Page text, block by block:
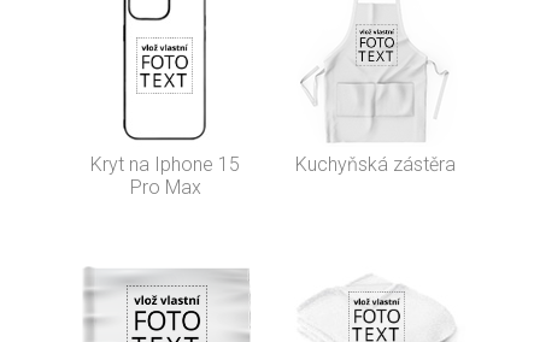
Kryt na Iphone 15
Pro Max
Kuchyňská zástěra